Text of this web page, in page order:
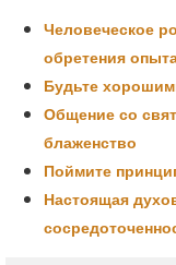
Человеческое
обретения
Будьте
Общение со
блаженство
Поймите
Настоящая